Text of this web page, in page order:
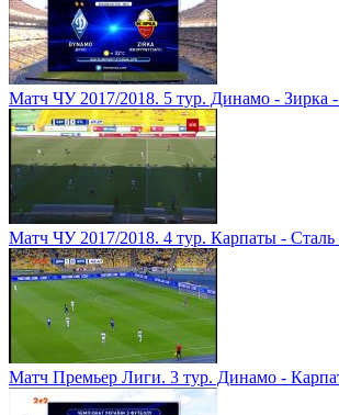
Матч ЧУ 2017/2018. 5 тур. Динамо - Зирка
Матч ЧУ 2017/2018. 4 тур. Карпаты - Сталь
Матч Премьер Лиги. 3 тур. Динамо -